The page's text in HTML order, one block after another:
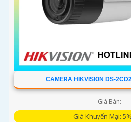
CAMERA HIKVISION DS-
Giá Bán:
Giá Khuyến Mại: